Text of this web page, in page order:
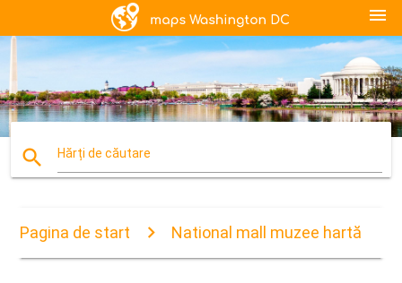
menu
search Hărți de căutare
Pagina de start National mall muzee hartă